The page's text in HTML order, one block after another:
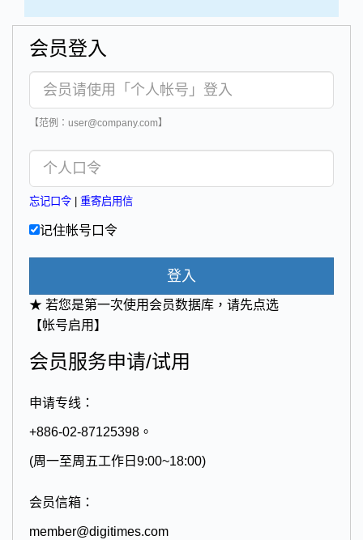
会员登入
【范例：user@company.com】
忘记口令 重寄启用信
记住帐号口令
登入
★ 若您是第一次使用会员数据库，请先点选
【帐号启用】
会员服务申请/试用
申请专线：
+886-02-87125398。
(周一至周五工作日9:00~18:00)
会员信箱：
member@digitimes.com